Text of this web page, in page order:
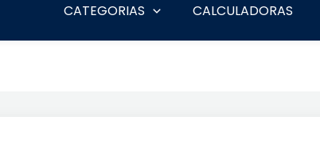
CATEGORIAS CALCULADORAS